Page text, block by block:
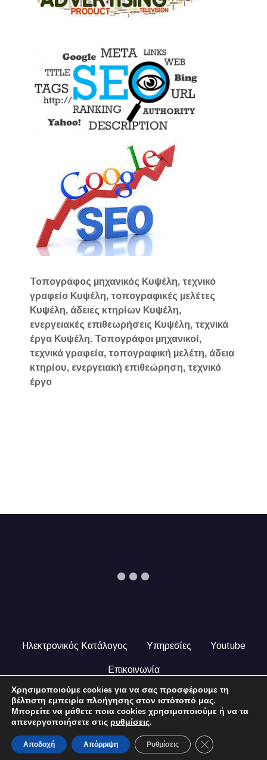
Τοπογράφος μηχανικός Κυψέλη, τεχνικό
γραφείο Κυψέλη, τοπογραφικές μελέτες
Κυψέλη, άδειες κτηρίων Κυψέλη,
ενεργειακές επιθεωρήσεις Κυψέλη, τεχνικά
έργα Κυψέλη. Τοπογράφοι μηχανικοί,
τεχνικά γραφεία, τοπογραφική μελέτη, άδεια
κτηρίου, ενεργειακή επιθεώρηση, τεχνικό
έργο
Ηλεκτρονικός Κατάλογος Υπηρεσίες Youtube
Επικοινωνία
© 2024 COPYRIGHT ILEKTRONIKOSKATALOGOS.GR. ALL
RIGHTS RESERVED.
Χρησιμοποιούμε cookies για να σας προσφέρουμε τη
βέλτιστη εμπειρία πλοήγησης στον ιστότοπό μας.
Μπορείτε να μάθετε ποια cookies χρησιμοποιούμε ή να τα
απενεργοποιήσετε στις ρυθμίσεις.
Αποδοχή Απόρριψη Ρυθμίσεις Close GDPR